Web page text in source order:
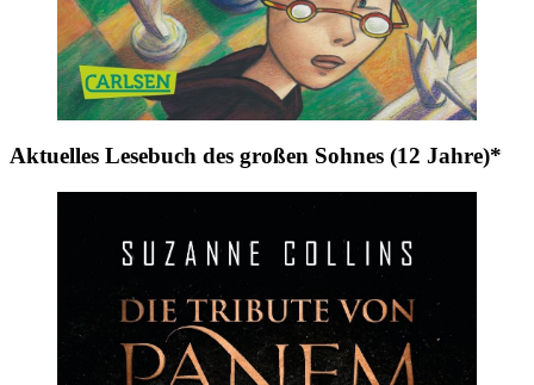
Aktuelles Lesebuch des großen Sohnes (12 Jahre)*